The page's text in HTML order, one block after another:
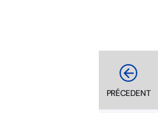
PRÉCEDENT